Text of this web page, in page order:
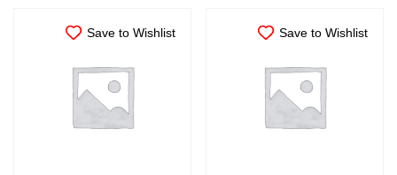
Save to Wishlist Save to Wishlist